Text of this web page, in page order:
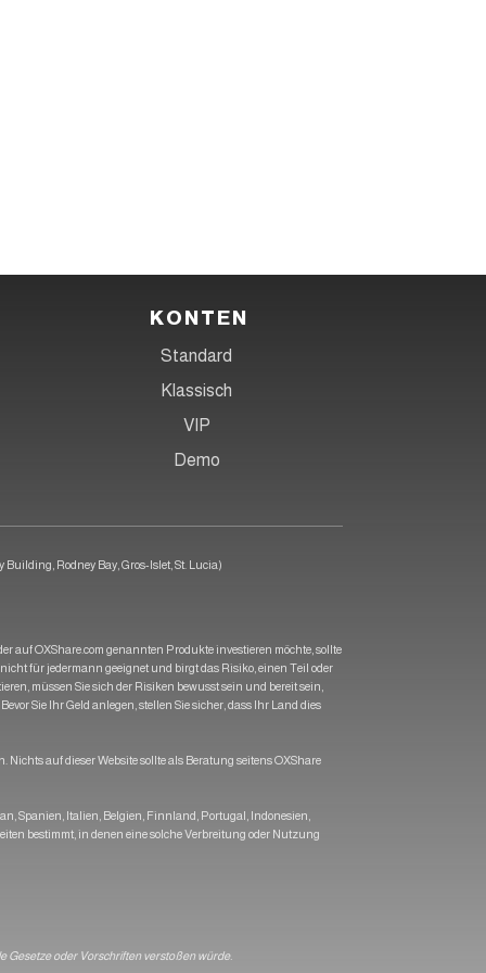
KONTEN
Standard
Klassisch
VIP
Demo
Rodney Bay, Gros-Islet, St. Lucia)
auf OXShare.com genannten Produkte investieren möchte, sollte
für jedermann geeignet und birgt das Risiko, einen Teil oder
müssen Sie sich der Risiken bewusst sein und bereit sein,
Sie Ihr Geld anlegen, stellen Sie sicher, dass Ihr Land dies
auf dieser Website sollte als Beratung seitens OXShare
Spanien, Italien, Belgien, Finnland, Portugal, Indonesien,
bestimmt, in denen eine solche Verbreitung oder Nutzung
Gesetze oder Vorschriften verstoßen würde.